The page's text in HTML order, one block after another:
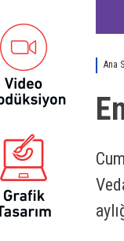
Ana